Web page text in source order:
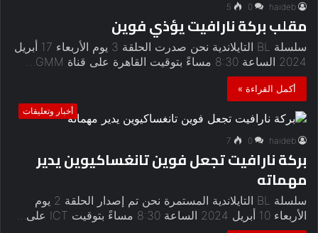
haideb
0
5
مقلب بركة نارافيت يؤذي فوين
سلسلة BL التايلاندية نحن صدرت الحلقة 3 يوم الأربعاء 17 أبريل
2024 الساعة 8:30 مساءً بتوقيت القاهرة على قناة GMM…
أكمل القراءة »
أخبار وتعليقات
haideb
0
7
بركة نارافيت تجعل فوين تانغساكيوين يدير
مهماته
سلسلة BL التايلاندية المستمرة نحن تم إصدار الحلقة 2 يوم
الأربعاء 10 أبريل 2024 الساعة 8:30 مساءً بتوقيت ICT على…